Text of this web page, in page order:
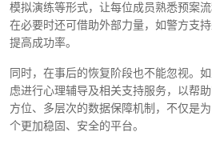
模拟演练等形式，让每位成员熟悉预案
在必要时还可借助外部力量，如警方支
提高成功率。
同时，在事后的恢复阶段也不能忽视。
虑进行心理辅导及相关支持服务，以帮
方位、多层次的数据保障机制，不仅是
个更加稳固、安全的平台。